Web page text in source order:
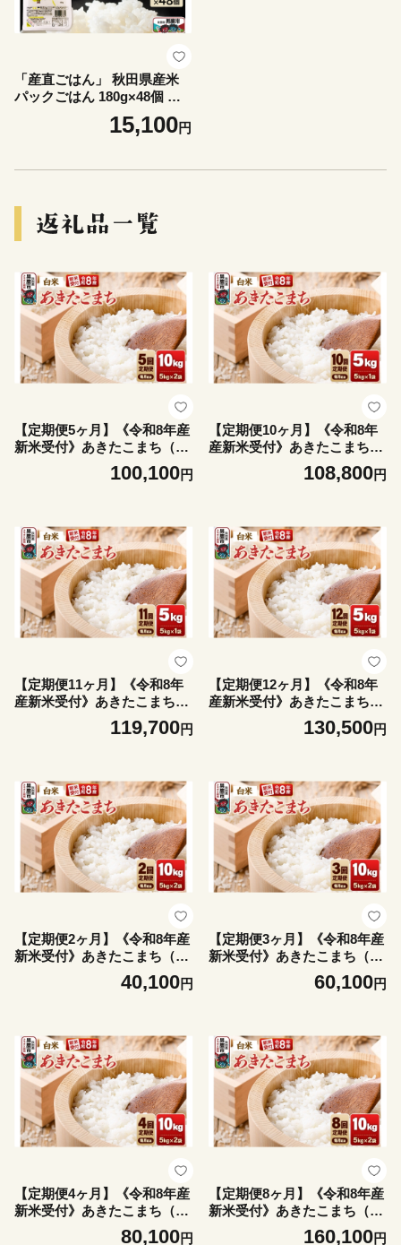
「産直ごはん」 秋田県産米
パックごはん 180g×48個 米
お米 ご飯 災害時 保存食 防災
食 非常食 備蓄 常備 セット
15,100円
【定期便5ヶ月】《令和8年産
新米受付》あきたこまち（精
米）10kg（5kg×2袋） 大進農
場 [新米 先行受付 あきたこま
100,100円
【定期便10ヶ月】《令和8年
産新米受付》あきたこまち
（精米）5kg（5kg×1袋） 大
進農場 [新米 先行受付 あきた
108,800円
【定期便11ヶ月】《令和8年
産新米受付》あきたこまち
（精米）5kg（5kg×1袋） 大
進農場 [新米 先行受付 あきた
119,700円
【定期便12ヶ月】《令和8年
産新米受付》あきたこまち
（精米）5kg（5kg×1袋） 大
進農場 [新米 先行受付 あきた
130,500円
【定期便2ヶ月】《令和8年産
新米受付》あきたこまち（精
米）10kg（5kg×2袋） 大進農
場 [新米 先行受付 あきたこま
40,100円
【定期便3ヶ月】《令和8年産
新米受付》あきたこまち（精
米）10kg（5kg×2袋） 大進農
場 [新米 先行受付 あきたこま
60,100円
【定期便4ヶ月】《令和8年産
新米受付》あきたこまち（精
米）10kg（5kg×2袋） 大進農
80,100円
【定期便8ヶ月】《令和8年産
新米受付》あきたこまち（精
米）10kg（5kg×2袋） 大進農
160,100円